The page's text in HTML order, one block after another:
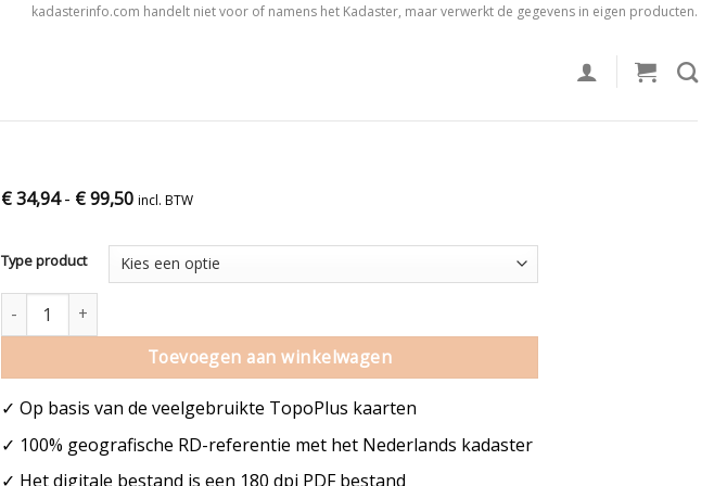
kadasterinfo.com handelt niet voor of namens het Kadaster, maar verwerkt de gegevens in eigen producten.
€34,94- €99,50 incl. BTW
Type product
Breda stadskaart zwart wit aantal
Toevoegen aan winkelwagen
✓ Op basis van de veelgebruikte TopoPlus kaarten
✓ 100% geografische RD-referentie met het Nederlands kadaster
✓ Het digitale bestand is een 180 dpi PDF bestand